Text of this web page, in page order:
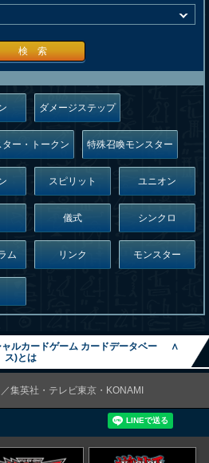
検 索
ダメージステップ
ー・トークン 特殊召喚モンスター
スピリット ユニオン
儀式 シンクロ
ム リンク モンスター
ルカードゲーム カードデータベー
ス)とは
∧
集英社・テレビ東京・KONAMI